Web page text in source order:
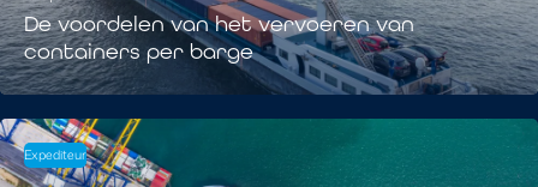
De voordelen van het vervoeren van
containers per barge
Expediteur